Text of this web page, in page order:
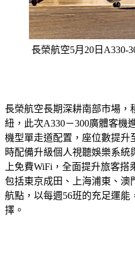
長榮航空5月20日A330-
長榮航空長期深耕南部市場，
紐，此次A330－300廣體客機
機型單走道配置，座位數提升
時配備升級個人視聽娛樂系
上免費WiFi，全面提升旅客
包括東京成田、上海浦東、澳
航點，以每週56班的充足運
擇。